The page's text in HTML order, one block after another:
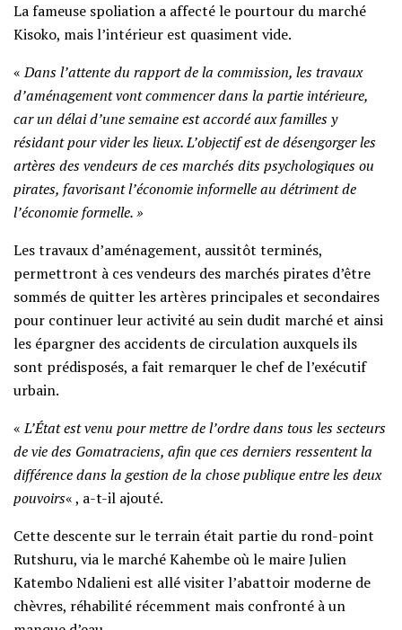
La fameuse spoliation a affecté le pourtour du marché
Kisoko, mais l’intérieur est quasiment vide.
«Dans l’attente du rapport de la commission, les travaux
d’aménagement vont commencer dans la partie intérieure,
car un délai d’une semaine est accordé aux familles y
résidant pour vider les lieux. L’objectif est de désengorger les
artères des vendeurs de ces marchés dits psychologiques ou
pirates, favorisant l’économie informelle au détriment de
l’économie formelle. »
Les travaux d’aménagement, aussitôt terminés,
permettront à ces vendeurs des marchés pirates d’être
sommés de quitter les artères principales et secondaires
pour continuer leur activité au sein dudit marché et ainsi
les épargner des accidents de circulation auxquels ils
sont prédisposés, a fait remarquer le chef de l’exécutif
urbain.
«L’État est venu pour mettre de l’ordre dans tous les secteurs
de vie des Gomatraciens, afin que ces derniers ressentent la
différence dans la gestion de la chose publique entre les deux
pouvoirs« , a-t-il ajouté.
Cette descente sur le terrain était partie du rond-point
Rutshuru, via le marché Kahembe où le maire Julien
Katembo Ndalieni est allé visiter l’abattoir moderne de
chèvres, réhabilité récemment mais confronté à un